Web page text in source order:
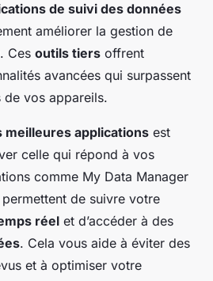
de suivi des données
améliorer la gestion de
Ces outils tiers offrent
avancées qui surpassent
de vos appareils.
meilleures applications est
celle qui répond à vos
comme My Data Manager
de suivre votre
réel et d’accéder à des
. Cela vous aide à éviter des
et à optimiser votre